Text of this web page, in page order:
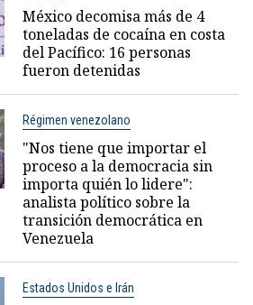
México decomisa más de 4
toneladas de cocaína en costa
del Pacífico: 16 personas
fueron detenidas
Régimen venezolano
"Nos tiene que importar el
proceso a la democracia sin
importa quién lo lidere":
analista político sobre la
transición democrática en
Venezuela
Estados Unidos e Irán